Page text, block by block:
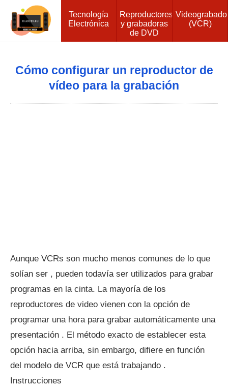
Tecnología
Electrónica
Reproductores
y grabadoras
de DVD
(VCR)
Cómo configurar un reproductor de
vídeo para la grabación
Aunque VCRs son mucho menos comunes de lo que
solían ser , pueden todavía ser utilizados para grabar
programas en la cinta. La mayoría de los
reproductores de video vienen con la opción de
programar una hora para grabar automáticamente una
presentación . El método exacto de establecer esta
opción hacia arriba, sin embargo, difiere en función
del modelo de VCR que está trabajando .
Instrucciones